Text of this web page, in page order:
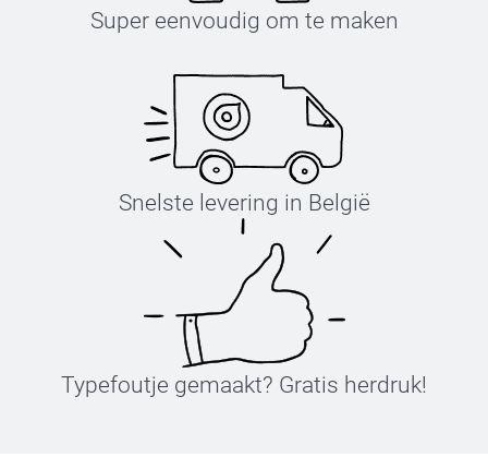
Super eenvoudig om te maken
Snelste levering in België
Typefoutje gemaakt? Gratis herdruk!